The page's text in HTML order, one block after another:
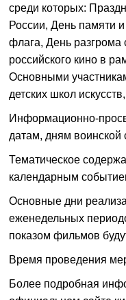
среди которых:
России, День памяти
флага, День разгрома
российского кино в
Основными
детских школ
Информационно-
датам, дням
Тематическое
календарным
Основные дни
еженедельных
показом фильмов
Время проведения
Более подробная